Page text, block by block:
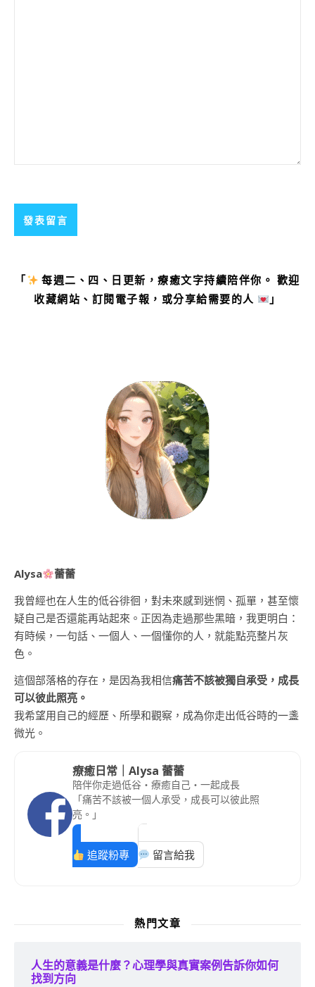
「
每週二、四、日更新，療癒文字持續陪伴你。 歡迎
收藏網站、訂閱電子報，或分享給需要的人
」
Alysa
蕾蕾
我曾經也在人生的低谷徘徊，對未來感到迷惘、孤單，甚至懷
疑自己是否還能再站起來。正因為走過那些黑暗，我更明白：
有時候，一句話、一個人、一個懂你的人，就能點亮整片灰
色。
這個部落格的存在，是因為我相信痛苦不該被獨自承受，成長
可以彼此照亮。
我希望用自己的經歷、所學和觀察，成為你走出低谷時的一盞
微光。
療癒日常｜Alysa 蕾蕾
陪伴你走過低谷・療癒自己・一起成長
「痛苦不該被一個人承受，成長可以彼此照
亮。」
追蹤粉專 留言給我
熱門文章
人生的意義是什麼？心理學與真實案例告訴你如何
找到方向